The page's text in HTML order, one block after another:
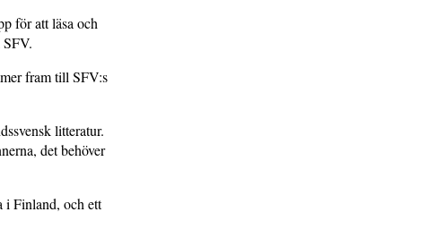
för att läsa och
fram till SFV:s
litteratur.
det behöver
i Finland, och ett